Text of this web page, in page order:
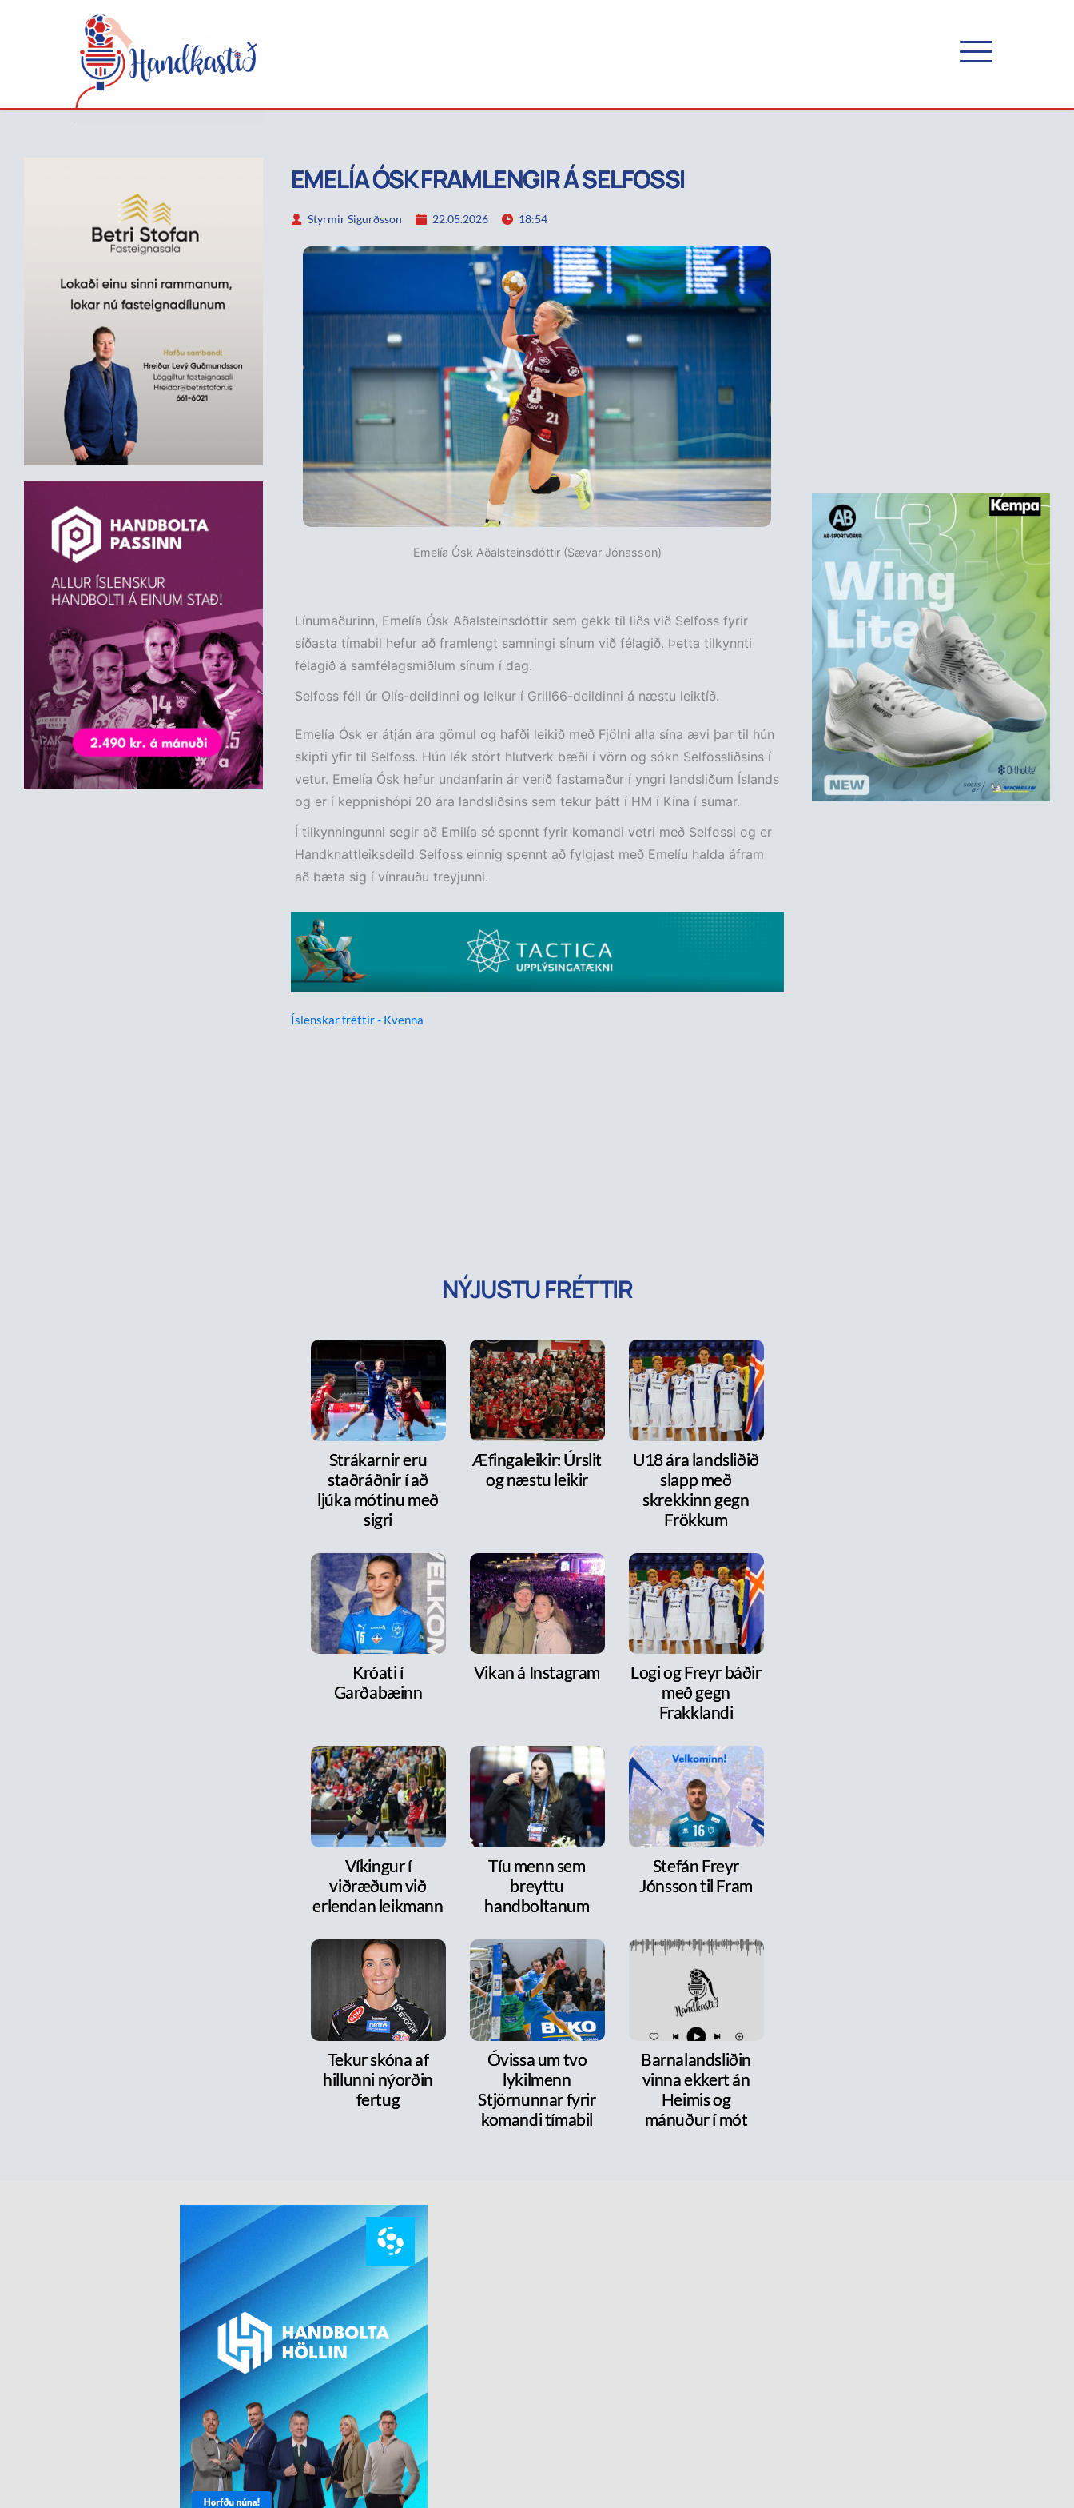
EMELÍA ÓSK FRAMLENGIR Á SELFOSSI
Styrmir Sigurðsson 22.05.2026 18:54
Emelía Ósk Aðalsteinsdóttir (Sævar Jónasson)
Línumaðurinn, Emelía Ósk Aðalsteinsdóttir sem gekk til liðs við Selfoss fyrir
síðasta tímabil hefur að framlengt samningi sínum við félagið. Þetta tilkynnti
félagið á samfélagsmiðlum sínum í dag.
Selfoss féll úr Olís-deildinni og leikur í Grill66-deildinni á næstu leiktíð.
Emelía Ósk er átján ára gömul og hafði leikið með Fjölni alla sína ævi þar til hún
skipti yfir til Selfoss. Hún lék stórt hlutverk bæði í vörn og sókn Selfossliðsins í
vetur. Emelía Ósk hefur undanfarin ár verið fastamaður í yngri landsliðum Íslands
og er í keppnishópi 20 ára landsliðsins sem tekur þátt í HM í Kína í sumar.
Í tilkynningunni segir að Emilía sé spennt fyrir komandi vetri með Selfossi og er
Handknattleiksdeild Selfoss einnig spennt að fylgjast með Emelíu halda áfram
að bæta sig í vínrauðu treyjunni.
Íslenskar fréttir - Kvenna
NÝJUSTU FRÉTTIR
Strákarnir eru
staðráðnir í að
ljúka mótinu með
sigri
Æfingaleikir: Úrslit
og næstu leikir
U18 ára landsliðið
slapp með
skrekkinn gegn
Frökkum
Króati í
Garðabæinn
Vikan á Instagram
Logi og Freyr báðir
með gegn
Frakklandi
Víkingur í
viðræðum við
erlendan leikmann
Tíu menn sem
breyttu
handboltanum
Stefán Freyr
Jónsson til Fram
Tekur skóna af
hillunni nýorðin
fertug
Óvissa um tvo
lykilmenn
Stjörnunnar fyrir
komandi tímabil
Barnalandsliðin
vinna ekkert án
Heimis og
mánuður í mót